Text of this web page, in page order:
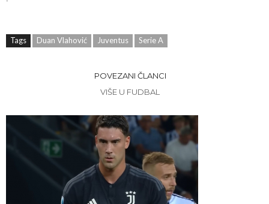
Tags Duan Vlahović Juventus Serie A
POVEZANI ČLANCI
VIŠE U FUDBAL